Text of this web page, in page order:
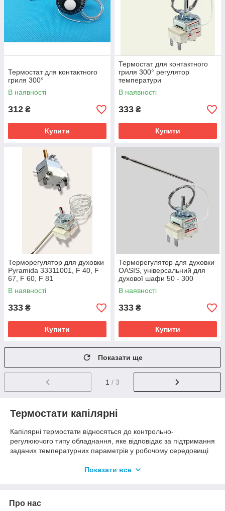
Термостат для контактного
гриля 300°
В наявності
312 ₴
Купити
Термостат для контактного
гриля 300° регулятор
температури
В наявності
333 ₴
Купити
Терморегулятор для духовки
Pyramida 33311001, F 40, F
67, F 60, F 81
В наявності
333 ₴
Купити
Терморегулятор для духовки
OASIS, універсальний для
духової шафи 50 - 300
градусів
В наявності
333 ₴
Купити
Показати ще
1 / 3
Термостати капілярні
Капілярні термостати відносяться до контрольно-
регулюючого типу обладнання, яке відповідає за підтримання
заданих температурних параметрів у робочому середовищі
терморегуляторів в основному знаходиться в сегменті
фарбувальні та сушильні камери і т. д.
Показати все
Про нас